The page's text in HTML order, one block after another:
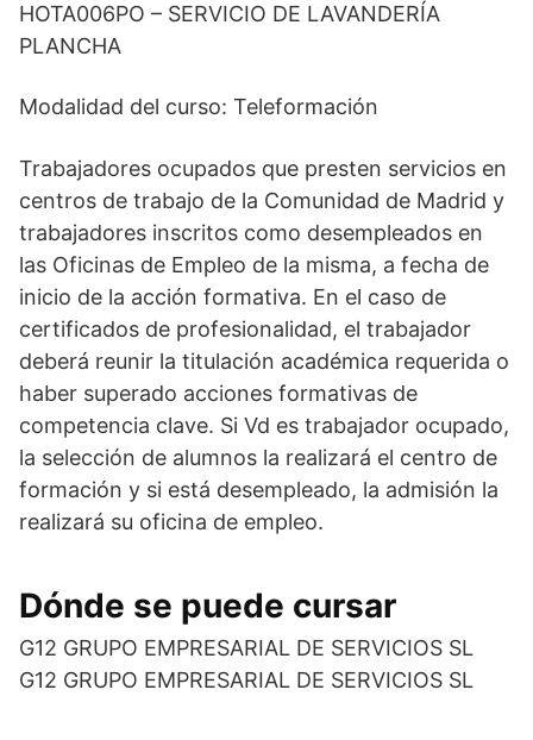
HOTA006PO – SERVICIO DE LAVANDERÍA
PLANCHA
Modalidad del curso: Teleformación
Trabajadores ocupados que presten servicios en
centros de trabajo de la Comunidad de Madrid y
trabajadores inscritos como desempleados en
las Oficinas de Empleo de la misma, a fecha de
inicio de la acción formativa. En el caso de
certificados de profesionalidad, el trabajador
deberá reunir la titulación académica requerida o
haber superado acciones formativas de
competencia clave. Si Vd es trabajador ocupado,
la selección de alumnos la realizará el centro de
formación y si está desempleado, la admisión la
realizará su oficina de empleo.
Dónde se puede cursar
G12 GRUPO EMPRESARIAL DE SERVICIOS SL
G12 GRUPO EMPRESARIAL DE SERVICIOS SL